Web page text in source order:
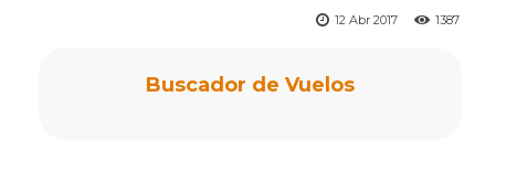
1387
12 Abr 2017
Buscador de Vuelos